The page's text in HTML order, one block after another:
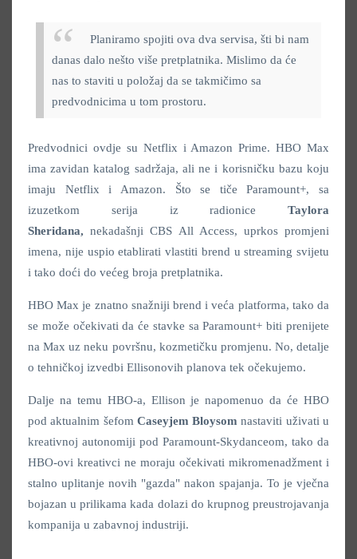
Planiramo spojiti ova dva servisa, šti bi nam
danas dalo nešto više pretplatnika. Mislimo da će
nas to staviti u položaj da se takmičimo sa
predvodnicima u tom prostoru.
Predvodnici ovdje su Netflix i Amazon Prime. HBO Max
ima zavidan katalog sadržaja, ali ne i korisničku bazu koju
imaju Netflix i Amazon. Što se tiče Paramount+, sa
izuzetkom serija iz radionice Taylora
Sheridana,nekadašnji CBS All Access, uprkos promjeni
imena, nije uspio etablirati vlastiti brend u streaming svijetu
i tako doći do većeg broja pretplatnika.
HBO Max je znatno snažniji brend i veća platforma, tako da
se može očekivati da će stavke sa Paramount+ biti prenijete
na Max uz neku površnu, kozmetičku promjenu. No, detalje
o tehničkoj izvedbi Ellisonovih planova tek očekujemo.
Dalje na temu HBO-a, Ellison je napomenuo da će HBO
pod aktualnim šefom Caseyjem Bloysomnastaviti uživati u
kreativnoj autonomiji pod Paramount-Skydanceom, tako da
HBO-ovi kreativci ne moraju očekivati mikromenadžment i
stalno uplitanje novih "gazda" nakon spajanja. To je vječna
bojazan u prilikama kada dolazi do krupnog preustrojavanja
kompanija u zabavnoj industriji.